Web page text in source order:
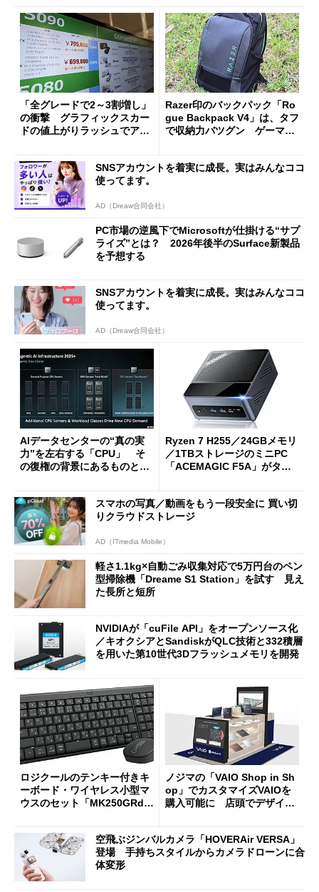
「全グレードで2～3割増し」
の衝撃 グラフィックスカー
ドの値上がりラッシュでアキ
Razer印のバックパック「Ro
gue Backpack V4」は、タフ
で収納力バツグン ゲーマー
SNSアカウントを着実に成長。実はみんなココ
使ってます。
AD（Dreaw合同会社）
PC市場の逆風下でMicrosoftが仕掛ける“サプ
ライズ”とは？ 2026年後半のSurface新製品
を予想する
SNSアカウントを着実に成長。実はみんなココ
使ってます。
AD（Dreaw合同会社）
AIデータセンターの“真の実
力”を左右する「CPU」 そ
の復権の背景にあるものと
Ryzen 7 H255／24GBメモリ
／1TBストレージのミニPC
「ACEMAGIC F5A」がタイ
スマホの写真／動画をもう一段安全に 買い切
りクラウドストレージ
AD（ITmedia Mobile）
軽さ1.1kg×自動ごみ収集対応で5万円台のペン
型掃除機「Dreame S1 Station」を試す 見え
た長所と短所
NVIDIAが「cuFile API」をオープンソース化
／キオクシアとSandiskがQLC技術と332積層
を用いた第10世代3Dフラッシュメモリを開発
ロジクールのテンキー付きキ
ーボード・ワイヤレス小型マ
ウスのセット「MK250GRd」
ノジマの「VAIO Shop in Sh
op」でカスタマイズVAIOを
購入可能に 店頭でデザイン
空飛ぶジンバルカメラ「HOVERAir VERSA」
登場 手持ちスタイルからカメラドローンに合
体変形